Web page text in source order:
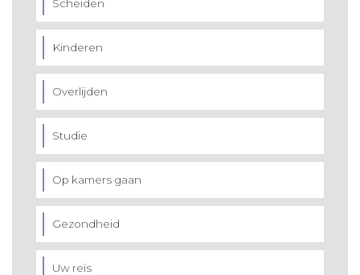
Scheiden
Kinderen
Overlijden
Studie
Op kamers gaan
Gezondheid
Uw reis